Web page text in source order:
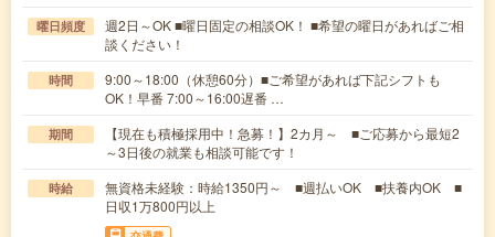
曜日頻度
週2日～OK ■曜日固定の相談OK！ ■希望の曜日があればご相
談ください！
時間
9:00～18:00（休憩60分）■ご希望があれば下記シフトも
OK！早番 7:00～16:00遅番 …
期間
【現在も積極採用中！急募！】2カ月～ ■ご応募から最短2
～3日後の就業も相談可能です！
時給
無資格未経験：時給1350円～ ■週払いOK ■扶養内OK ■
日収1万800円以上